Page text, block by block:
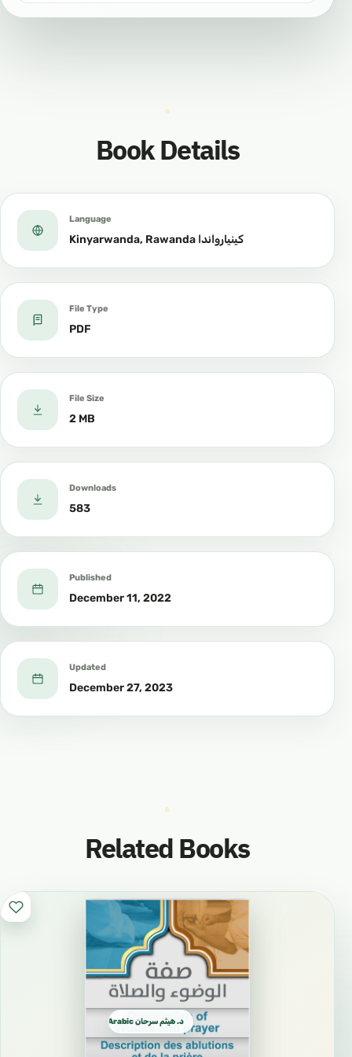
Book Details
Language
Kinyarwanda, Rawanda كينيارواندا
File Type
PDF
File Size
2 MB
Downloads
583
Published
December 11, 2022
Updated
December 27, 2023
Related Books
د. هيثم سرحان Arabic العربية